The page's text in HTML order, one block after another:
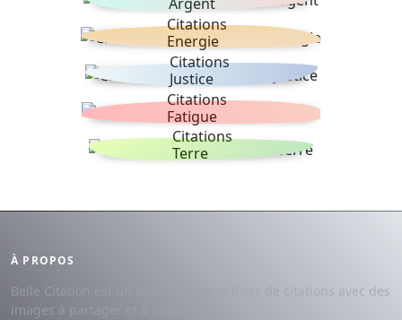
Argent
Citations
Energie
Citations
Justice
Citations
Fatigue
Citations
Terre
À PROPOS
Belle Citation est un site avec des milliers de citations avec des
images à partager et à dédier.